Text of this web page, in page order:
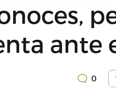
ante
0